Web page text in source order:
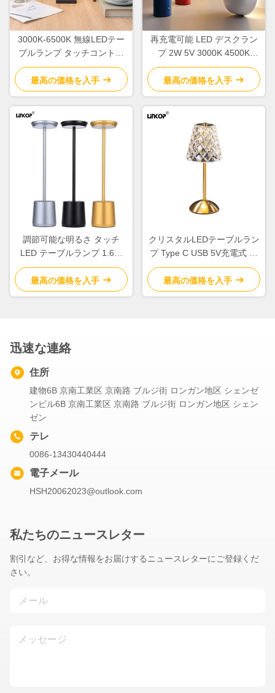
3000K-6500K 無線LEDテー
ブルランプ タッチコントロ
ール 携帯眼保護
最高の価格を入手
再充電可能 LED デスクラン
プ 2W 5V 3000K 4500K
6000K デスクランプ
最高の価格を入手
調節可能な明るさ タッチ
LED テーブルランプ 1.6W
5V 家 / オフィス
最高の価格を入手
クリスタルLEDテーブルラン
プ Type C USB 5V充電式 タ
ッチ 三色テーブルランプ
最高の価格を入手
迅速な連絡
住所
建物6B 京南工業区 京南路 ブルジ街 ロンガン地区 シェンゼ
ンビル6B 京南工業区 京南路 ブルジ街 ロンガン地区 シェン
ゼン
テレ
0086-13430440444
電子メール
HSH20062023@outlook.com
私たちのニュースレター
割引など、お得な情報をお届けするニュースレターにご登録くだ
さい。